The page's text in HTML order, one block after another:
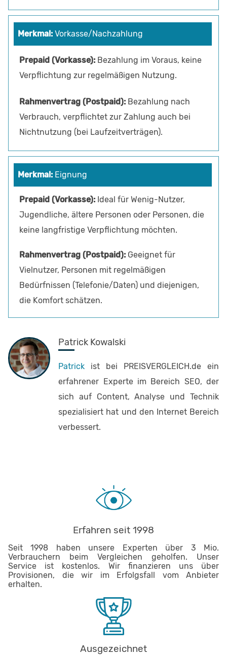
Vorkasse/Nachzahlung
Bezahlung im Voraus, keine
Verpflichtung zur regelmäßigen Nutzung.
Bezahlung nach
Verbrauch, verpflichtet zur Zahlung auch bei
Nichtnutzung (bei Laufzeitverträgen).
Eignung
Ideal für Wenig-Nutzer,
Jugendliche, ältere Personen oder Personen, die
keine langfristige Verpflichtung möchten.
Geeignet für
Vielnutzer, Personen mit regelmäßigen
Bedürfnissen (Telefonie/Daten) und diejenigen,
die Komfort schätzen.
Patrick Kowalski
Patrick ist bei PREISVERGLEICH.de ein
erfahrener Experte im Bereich SEO, der
sich auf Content, Analyse und Technik
spezialisiert hat und den Internet Bereich
verbessert.
Erfahren seit 1998
Seit 1998 haben unsere Experten über 3 Mio.
Verbrauchern beim Vergleichen geholfen. Unser
Service ist kostenlos. Wir finanzieren uns über
Provisionen, die wir im Erfolgsfall vom Anbieter
erhalten.
Ausgezeichnet